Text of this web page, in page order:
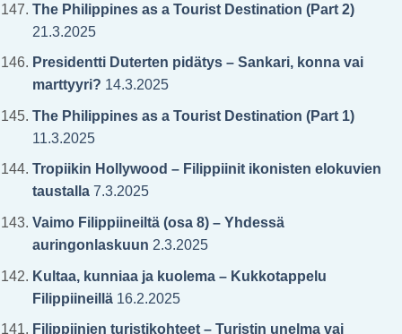
The Philippines as a Tourist Destination (Part 2)
21.3.2025
Presidentti Duterten pidätys – Sankari, konna vai
marttyyri? 14.3.2025
The Philippines as a Tourist Destination (Part 1)
11.3.2025
Tropiikin Hollywood – Filippiinit ikonisten elokuvien
taustalla7.3.2025
Vaimo Filippiineiltä (osa 8) – Yhdessä
auringonlaskuun 2.3.2025
Kultaa, kunniaa ja kuolema – Kukkotappelu
Filippiineillä16.2.2025
Filippiinien turistikohteet – Turistin unelma vai